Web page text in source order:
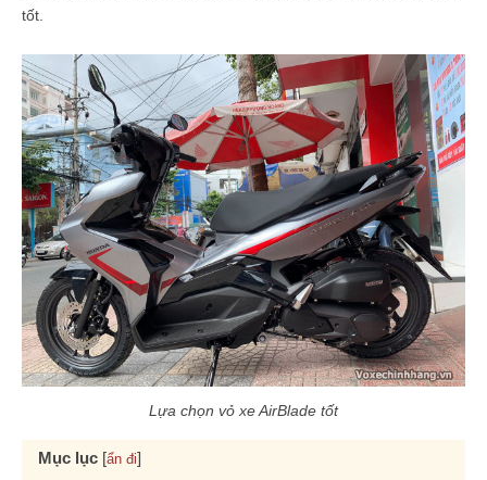
tốt.
Lựa chọn vỏ xe AirBlade tốt
Mục lục [ẩn đi]